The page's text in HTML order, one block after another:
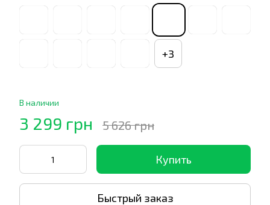
+3
В наличии
3 299 грн 5 626 грн
Купить
Быстрый заказ